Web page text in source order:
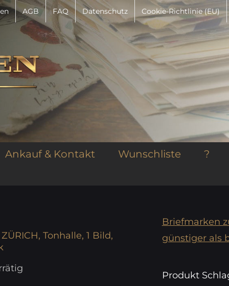
AGB FAQ Datenschutz Cookie-Richtlinie (EU)
Ankauf & Kontakt Wunschliste ?
Tonhalle, 1 Bild,
Briefmarken
günstiger als
Produkt